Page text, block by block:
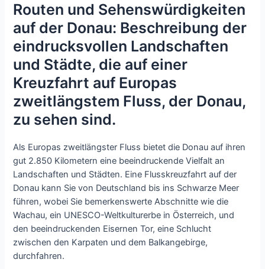
Routen und Sehenswürdigkeiten
auf der Donau: Beschreibung der
eindrucksvollen Landschaften
und Städte, die auf einer
Kreuzfahrt auf Europas
zweitlängstem Fluss, der Donau,
zu sehen sind.
Als Europas zweitlängster Fluss bietet die Donau auf ihren
gut 2.850 Kilometern eine beeindruckende Vielfalt an
Landschaften und Städten. Eine Flusskreuzfahrt auf der
Donau kann Sie von Deutschland bis ins Schwarze Meer
führen, wobei Sie bemerkenswerte Abschnitte wie die
Wachau, ein UNESCO-Weltkulturerbe in Österreich, und
den beeindruckenden Eisernen Tor, eine Schlucht
zwischen den Karpaten und dem Balkangebirge,
durchfahren.